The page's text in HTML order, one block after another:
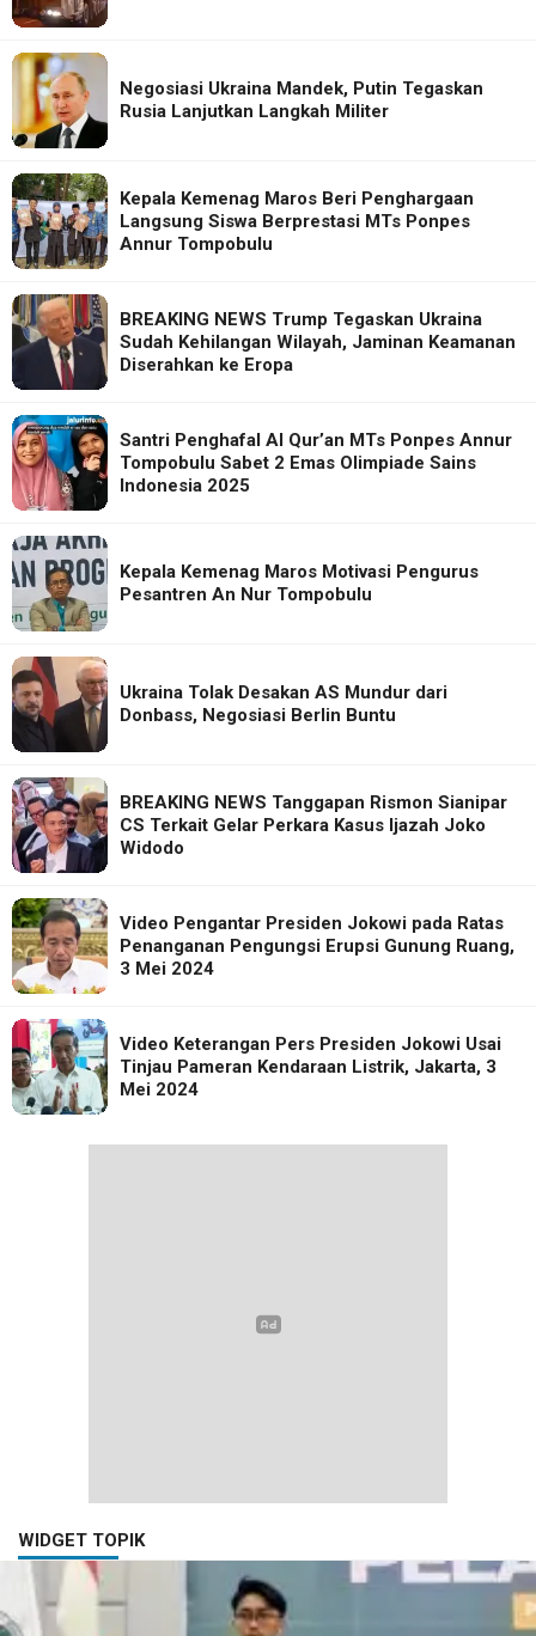
Negosiasi Ukraina Mandek, Putin Tegaskan
Rusia Lanjutkan Langkah Militer
Kepala Kemenag Maros Beri Penghargaan
Langsung Siswa Berprestasi MTs Ponpes
Annur Tompobulu
BREAKING NEWS Trump Tegaskan Ukraina
Sudah Kehilangan Wilayah, Jaminan Keamanan
Diserahkan ke Eropa
Santri Penghafal Al Qur’an MTs Ponpes Annur
Tompobulu Sabet 2 Emas Olimpiade Sains
Indonesia 2025
Kepala Kemenag Maros Motivasi Pengurus
Pesantren An Nur Tompobulu
Ukraina Tolak Desakan AS Mundur dari
Donbass, Negosiasi Berlin Buntu
BREAKING NEWS Tanggapan Rismon Sianipar
CS Terkait Gelar Perkara Kasus Ijazah Joko
Widodo
Video Pengantar Presiden Jokowi pada Ratas
Penanganan Pengungsi Erupsi Gunung Ruang,
3 Mei 2024
Video Keterangan Pers Presiden Jokowi Usai
Tinjau Pameran Kendaraan Listrik, Jakarta, 3
Mei 2024
WIDGET TOPIK